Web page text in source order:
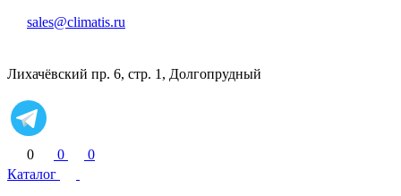
sales@climatis.ru
Лихачёвский пр. 6, стр. 1, Долгопрудный
0 0
0
Каталог